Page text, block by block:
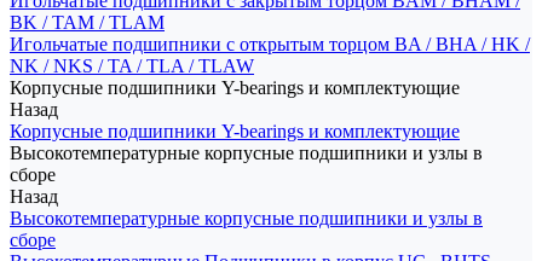
BK / TAM / TLAM
Игольчатые подшипники с открытым торцом BA / BHA / HK /
NK / NKS / TA / TLA / TLAW
Корпусные подшипники Y-bearings и комплектующие
Назад
Корпусные подшипники Y-bearings и комплектующие
Высокотемпературные корпусные подшипники и узлы в
сборе
Назад
Высокотемпературные корпусные подшипники и узлы в
сборе